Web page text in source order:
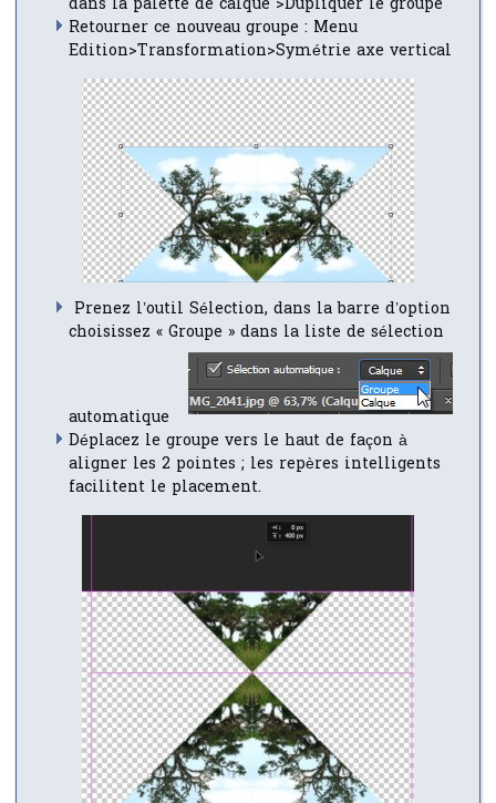
dans la palette de calque >Dupliquer le groupe
Retourner ce nouveau groupe : Menu
Edition>Transformation>Symétrie axe vertical
Prenez l’outil Sélection, dans la barre d’option
choisissez « Groupe » dans la liste de sélection
automatique
Déplacez le groupe vers le haut de façon à
aligner les 2 pointes ; les repères intelligents
facilitent le placement.